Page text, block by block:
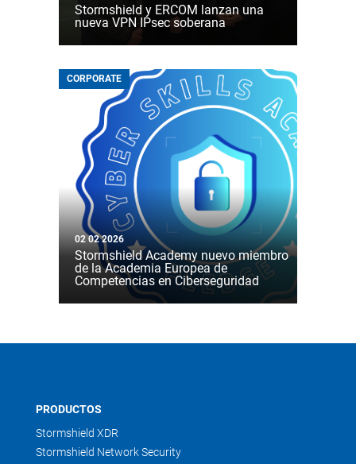
Stormshield y ERCOM lanzan una
nueva VPN IPsec soberana
CORPORATE
02 02 2026
Stormshield Academy nuevo miembro
de la Academia Europea de
Competencias en Ciberseguridad
PRODUCTOS
Stormshield XDR
Stormshield Network Security